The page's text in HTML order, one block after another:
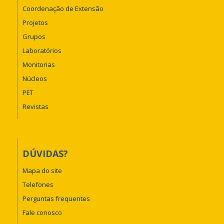
Coordenação de Extensão
Projetos
Grupos
Laboratórios
Monitorias
Núcleos
PET
Revistas
DÚVIDAS?
Mapa do site
Telefones
Perguntas frequentes
Fale conosco